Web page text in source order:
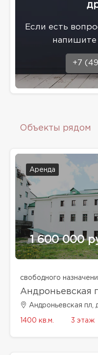
Eсли есть
напишите
+7
Объекты рядом
Аренда
1 600 000
свободного
Андроньевская
Андроньевская пл, д
1400 кв.м. 3 этаж